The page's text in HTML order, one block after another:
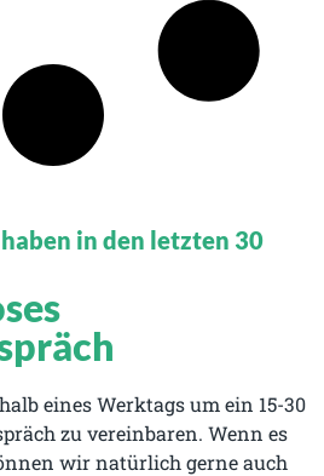
in den letzten 30
eines Werktags um ein 15-30
zu vereinbaren. Wenn es
wir natürlich gerne auch